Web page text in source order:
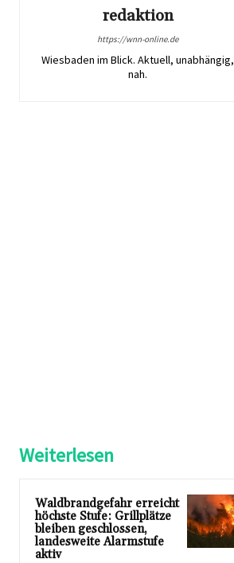
redaktion
https://wnn-online.de
Wiesbaden im Blick. Aktuell, unabhängig,
nah.
Weiterlesen
Waldbrandgefahr erreicht
höchste Stufe: Grillplätze
bleiben geschlossen,
landesweite Alarmstufe
aktiv